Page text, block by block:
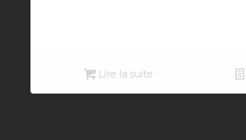
Lire la suite